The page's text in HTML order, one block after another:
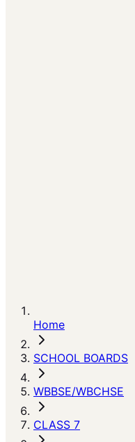
Home
SCHOOL BOARDS
WBBSE/WBCHSE
CLASS 7